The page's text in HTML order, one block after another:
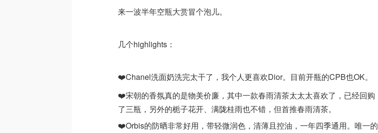
来一波半年空瓶大赏冒个泡儿。
几个highlights：
❤️Chanel洗面奶洗完太干了，我个人更喜欢Dior。目前开瓶的CPB也OK。
❤️宋朝的香氛真的是物美价廉，其中一款春雨清茶太太太喜欢了，已经回购
了三瓶，另外的栀子花开、满陇桂雨也不错，但首推春雨清茶。
❤️Orbis的防晒非常好用，带轻微润色，清薄且控油，一年四季通用。唯一的